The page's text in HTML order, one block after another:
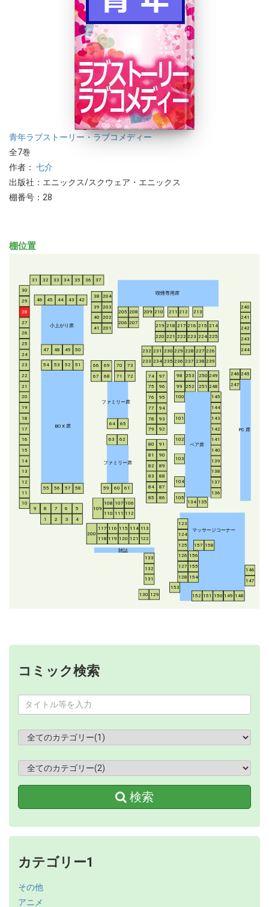
青年ラブストーリー・ラブコメディー
全7巻
作者： 七介
出版社：エニックス/スクウェア・エニックス
棚番号：28
棚位置
小上がり席
BO X 席
ファミリー席
ファミリー席
喫煙専用席
ペア席
PC 席
マッサージコーナー
雑誌
1 2 3 4
5
6
7
8
9
10
11
12
13
14
15
16
17
18
19
20
21
22
23
24
25
26
27
28
29
30
31 32 33 34 35 36 37
38
39
40
41
42
43
44
45
46
47 48 49 50
51
52
53
54
55 56 57 58 59 60 61
62
63
64 65
66
67
68
69
70
71
72
73
74
75
76
77
78
79
80
81
82
83
84
85 86
87
88
89
90
91
92
93
94
95
96
97
98
99
100
101
102
103
104
105
106
107
108
109
110 111 112
113
114
115
116
117
118 119 120 121 122
123
124
125
126
127
128
129
130
131
132
133
134 135
136
137
138
139
140
141
142
143
144
145
146
147
148
149
150
151
152
153
154
155
156
157 158
200
201
202
203
204
205
206 207
208 209 210 211 212 213
214
215
216
217
218
219
220 221 222 223 224 225
226
227
228
229
230
231
232
233 234 235 236 237 238 239
240
241
242
243
244
245
246
247
248
249
250
251
252
253
コミック検索
検索
カテゴリー1
その他
アニメ